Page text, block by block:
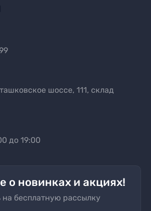
шоссе, 111, склад
до 19:00
о новинках и акциях!
бесплатную рассылку